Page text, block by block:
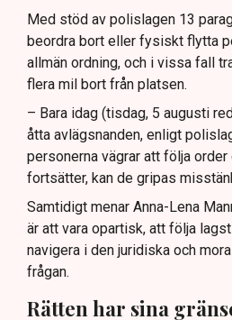
Med stöd av polislagen 13
beordra bort eller fysiskt flytta
allmän ordning, och i vissa fall
flera mil bort från platsen.
– Bara idag (tisdag, 5 augusti
åtta avlägsnanden, enligt
personerna vägrar att följa
fortsätter, kan de gripas
Samtidigt menar Anna-Lena
är att vara opartisk, att följa
navigera i den juridiska och
frågan.
Rätten har sina